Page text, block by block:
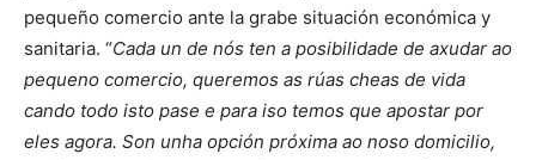
pequeño comercio ante la grabe situación económica y
sanitaria. “Cada un de nós ten a posibilidade de axudar ao
pequeno comercio, queremos as rúas cheas de vida
cando todo isto pase e para iso temos que apostar por
eles agora. Son unha opción próxima ao noso domicilio,